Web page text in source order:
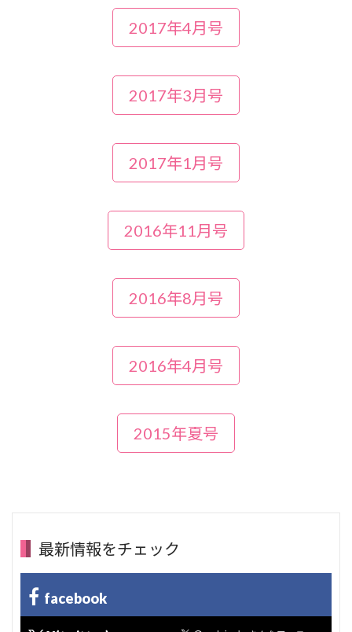
2017年4月号
2017年3月号
2017年1月号
2016年11月号
2016年8月号
2016年4月号
2015年夏号
最新情報をチェック
facebook